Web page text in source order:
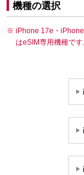
機種の選択
iPhone 17e・
はeSIM専用機種で